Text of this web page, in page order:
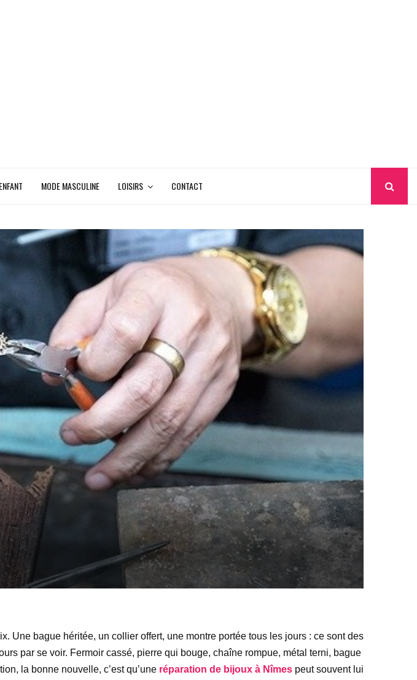
MODE MASCULINE LOISIRS CONTACT
Une bague héritée, un collier offert, une montre portée tous les jours : ce sont des
par se voir. Fermoir cassé, pierre qui bouge, chaîne rompue, métal terni, bague
la bonne nouvelle, c’est qu’une réparation de bijoux à Nîmes peut souvent lui